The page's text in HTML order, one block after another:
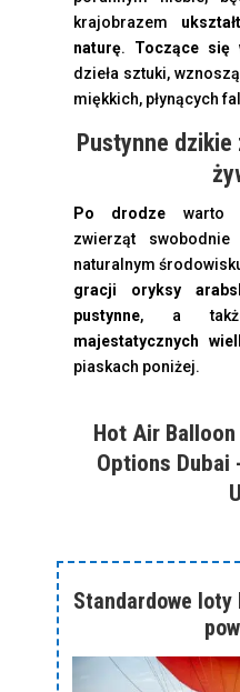
krajobrazem
naturę. Toczące się
dzieła sztuki,
miękkich, płynących
Pustynne dzikie
Po drodze warto
zwierząt
naturalnym
gracji oryksy
pustynne, a
majestatycznych
piaskach poniżej.
Hot Air
Options Dubai
Standardowe